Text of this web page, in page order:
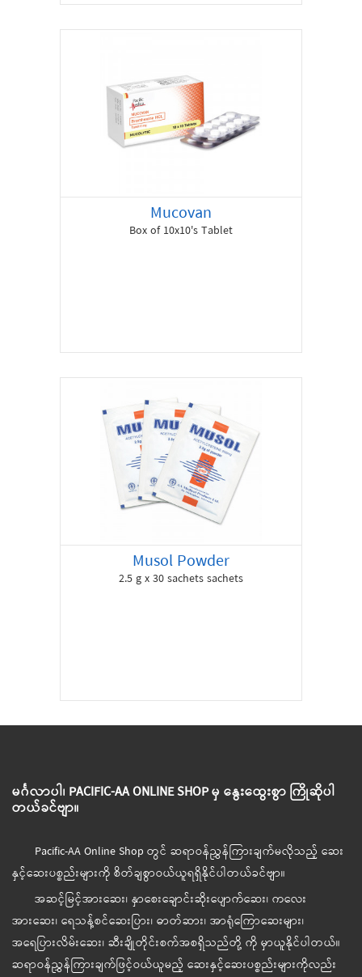
Mucovan
Box of 10x10's Tablet
Musol Powder
2.5 g x 30 sachets sachets
မင်္ဂလာပါ၊ PACIFIC-AA ONLINE SHOP မှ နွေးထွေးစွာ ကြိုဆိုပါ
တယ်ခင်ဗျာ။
Pacific-AA Online Shop တွင် ဆရာဝန်ညွှန်ကြားချက်မလိုသည့် ဆေး
နှင့်ဆေးပစ္စည်းများကို စိတ်ချစွာဝယ်ယူရရှိနိုင်ပါတယ်ခင်ဗျာ။
အဆင့်မြင့်အားဆေး၊ နှာစေးချောင်းဆိုးပျောက်ဆေး၊ ကလေး
အားဆေး၊ ရေသန့်စင်ဆေးပြား၊ ဓာတ်ဆား၊ အာရုံကြောဆေးများ၊
အရေပြားလိမ်းဆေး၊ ဆီးချိုတိုင်းစက်အစရှိသည်တို့ ကို မှာယူနိုင်ပါတယ်။
ဆရာဝန်ညွှန်ကြားချက်ဖြင့်ဝယ်ယူမည့် ဆေးနှင့်ဆေးပစ္စည်းများကိုလည်း